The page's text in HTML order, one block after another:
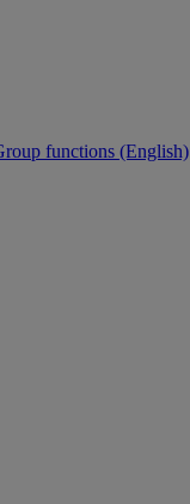
functions (English)